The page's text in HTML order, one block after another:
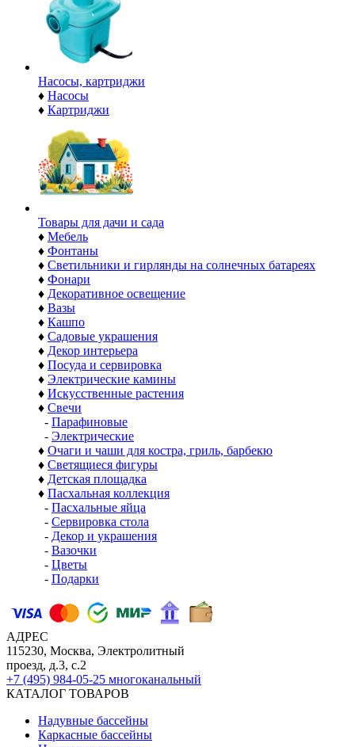
Насосы, картриджи
♦ Насосы
♦ Картриджи
Товары для дачи и сада
♦ Мебель
♦ Фонтаны
♦ Светильники и гирлянды на солнечных батареях
♦ Фонари
♦ Декоративное освещение
♦ Вазы
♦ Кашпо
♦ Садовые украшения
♦ Декор интерьера
♦ Посуда и сервировка
♦ Электрические камины
♦ Искусственные растения
♦ Свечи
- Парафиновые
- Электрические
♦ Очаги и чаши для костра, гриль, барбекю
♦ Светящиеся фигуры
♦ Детская площадка
♦ Пасхальная коллекция
- Пасхальные яйца
- Сервировка стола
- Декор и украшения
- Вазочки
- Цветы
- Подарки
АДРЕС
115230, Москва, Электролитный
проезд, д.3, с.2
+7 (495) 984-05-25 многоканальный
КАТАЛОГ ТОВАРОВ
Надувные бассейны
Каркасные бассейны